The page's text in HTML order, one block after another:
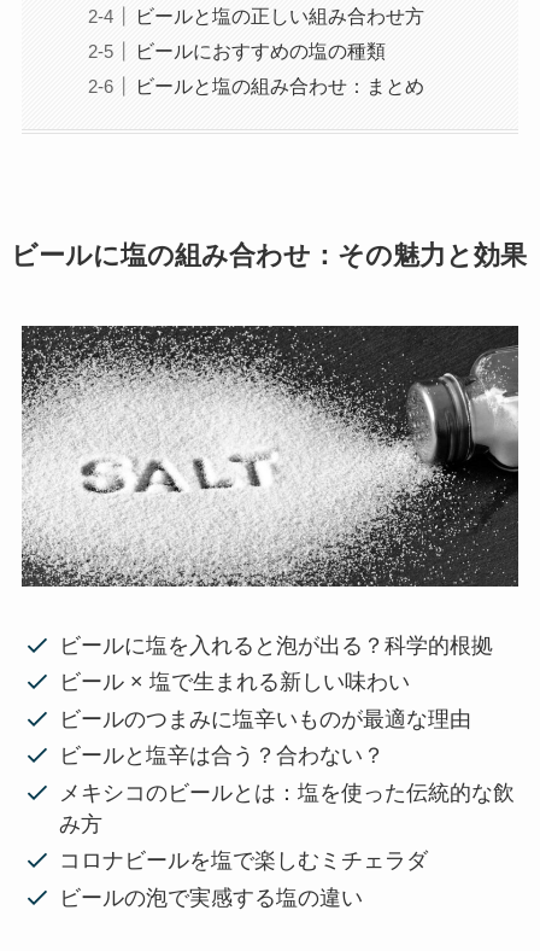
ビールと塩の正しい組み合わせ方
ビールにおすすめの塩の種類
ビールと塩の組み合わせ：まとめ
ビールに塩の組み合わせ：その魅力と効果
ビールに塩を入れると泡が出る？科学的根拠
ビール × 塩で生まれる新しい味わい
ビールのつまみに塩辛いものが最適な理由
ビールと塩辛は合う？合わない？
メキシコのビールとは：塩を使った伝統的な飲
み方
コロナビールを塩で楽しむミチェラダ
ビールの泡で実感する塩の違い